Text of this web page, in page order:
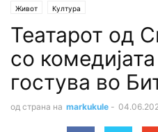
Живот Култура
Театарот од
со комедијата
гостува во
од страна на markukule -